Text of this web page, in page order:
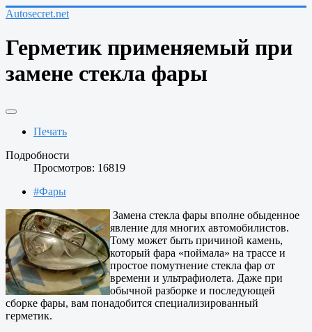
Autosecret.net
Герметик применяемый при
замене стекла фары
Печать
Подробности
Просмотров: 16819
#Фары
Замена стекла фары вполне обыденное
явление для многих автомобилистов.
Тому может быть причиной камень,
который фара «поймала» на трассе и
простое помутнение стекла фар от
времени и ультрафиолета. Даже при
обычной разборке и последующей
сборке фары, вам понадобится специализированный
герметик.